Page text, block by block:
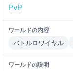
PvP
ワールドの内容
バトルロワイヤル
ワールドの説明